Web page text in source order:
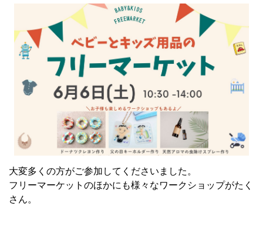
大変多くの方がご参加してくださいました。
フリーマーケットのほかにも様々なワークショップがたく
さん。